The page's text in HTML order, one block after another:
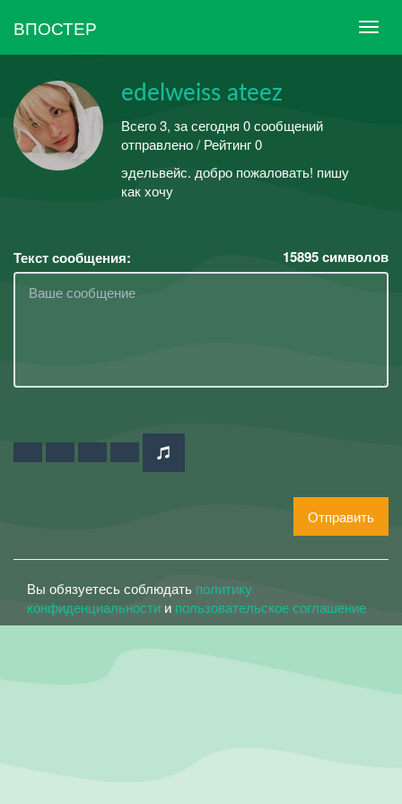
ВПОСТЕР
edelweiss ateez
Всего 3, за сегодня 0 сообщений
отправлено / Рейтинг 0
эдельвейс. добро пожаловать! пишу
как хочу
Текст сообщения: 15895символов
Отправить
Вы обязуетесь соблюдать политику
конфиденциальности и пользовательское соглашение